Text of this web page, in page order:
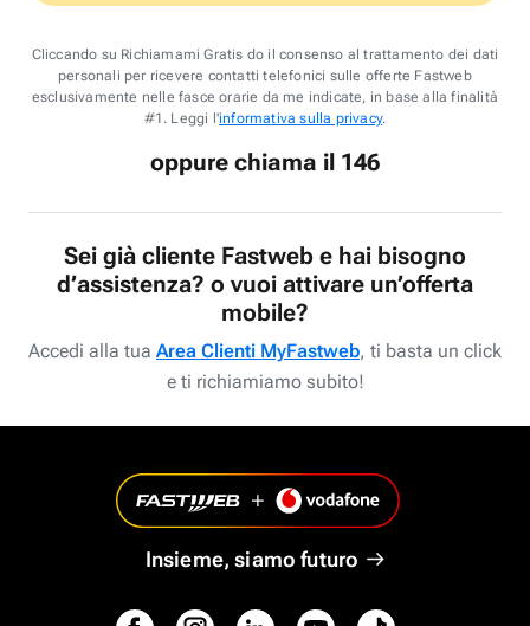
Cliccando su Richiamami Gratis do il consenso al trattamento dei dati
personali per ricevere contatti telefonici sulle offerte Fastweb
esclusivamente nelle fasce orarie da me indicate, in base alla finalità
#1. Leggi l'informativa sulla privacy.
oppure chiama il 146
Sei già cliente Fastweb e hai bisogno
d’assistenza? o vuoi attivare un’offerta
mobile?
Accedi alla tua Area Clienti MyFastweb, ti basta un click
e ti richiamiamo subito!
Insieme, siamo futuro